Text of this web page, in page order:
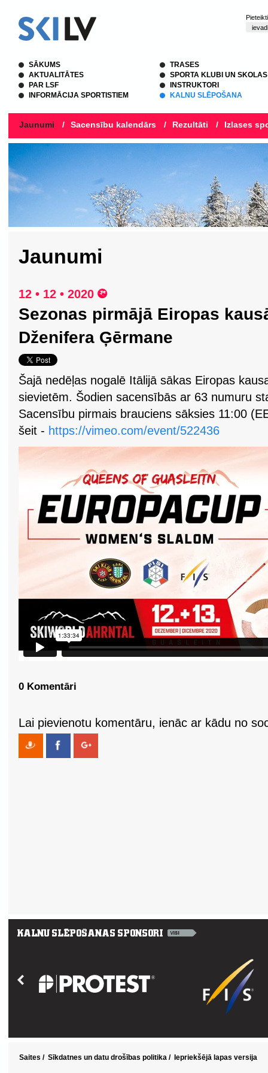
SĀKUMS
AKTUALITĀTES
PAR LSF
INFORMĀCIJA SPORTISTIEM
TRASES
SPORTA KLUBI UN SKOLAS
INSTRUKTORI
KALNU SLĒPOŠANA
Jaunumi / Sacensību kalendārs / Rezultāti / Izlases
Jaunumi
12 • 12 • 2020
Sezonas pirmājā Eiropas
Dženifera Ģērmane
Šajā nedēļas nogalē Itālijā sākas Eiropas
sievietēm. Šodien sacensībās ar 63 numuru
Sacensību pirmais brauciens sāksies 11:00
šeit - https://vimeo.com/event/522436
0 Komentāri
Lai pievienotu komentāru, ienāc ar kādu no
Saites / Sīkdatnes un datu drošības politika / Iepriekšējā lapas versija